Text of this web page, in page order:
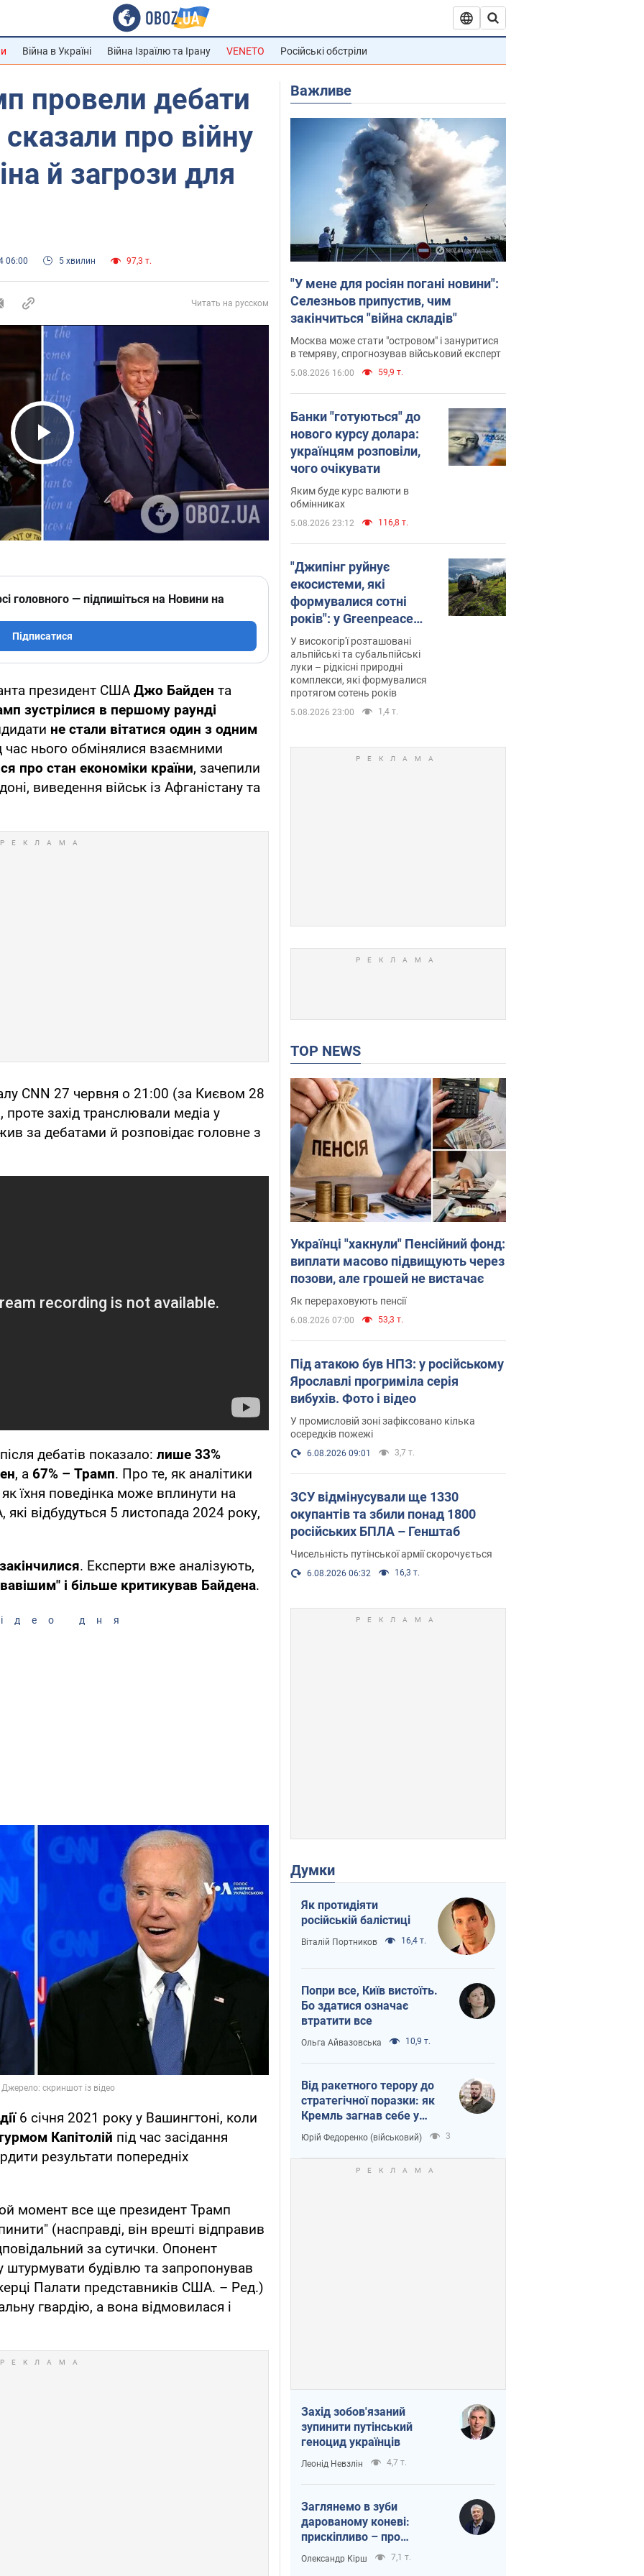
Війна в Україні Війна Ізраїлю та Ірану VENETO Російські обстріли
провели дебати
про війну
й загрози для
06:00 5 хвилин 97,3 т.
Читать на русском
Play Video
головного — підпишіться на Новини на
Підписатися
президент США Джо Байден та
зустрілися в першому раунді
не стали вітатися один з одним
час нього обмінялися взаємними
про стан економіки країни, зачепили
виведення військ із Афганістану та
CNN 27 червня о 21:00 (за Києвом 28
захід транслювали медіа у
за дебатами й розповідає головне з
дебатів показало: лише 33%
, а 67% – Трамп. Про те, як аналітики
як їхня поведінка може вплинути на
відбудуться 5 листопада 2024 року,
. Експерти вже аналізують,
і більше критикував Байдена.
дня
6 січня 2021 року у Вашингтоні, коли
Капітолій під час засідання
результати попередніх
момент все ще президент Трамп
(насправді, він врешті відправив
за сутички. Опонент
штурмувати будівлю та запропонував
Палати представників США. – Ред.)
гвардію, а вона відмовилася і
Важливе
"У мене для росіян погані новини":
Селезньов припустив, чим
закінчиться "війна складів"
Москва може стати "островом" і зануритися
в темряву, спрогнозував військовий експерт
5.08.2026 16:00 59,9 т.
Банки "готуються" до
нового курсу долара:
українцям розповіли,
чого очікувати
Яким буде курс валюти в
обмінниках
5.08.2026 23:12 116,8 т.
"Джипінг руйнує
екосистеми, які
формувалися сотні
років": у Greenpeace
забили на сполох
У високогір'ї розташовані
альпійські та субальпійські
луки – рідкісні природні
комплекси, які формувалися
протягом сотень років
5.08.2026 23:00 1,4 т.
TOP NEWS
Українці "хакнули" Пенсійний фонд:
виплати масово підвищують через
позови, але грошей не вистачає
Як перераховують пенсії
6.08.2026 07:00 53,3 т.
Під атакою був НПЗ: у російському
Ярославлі прогриміла серія
вибухів. Фото і відео
У промисловій зоні зафіксовано кілька
осередків пожежі
6.08.2026 09:01 3,7 т.
ЗСУ відмінусували ще 1330
окупантів та збили понад 1800
російських БПЛА – Генштаб
Чисельність путінської армії скорочується
6.08.2026 06:32 16,3 т.
Думки
Як протидіяти
російській балістиці
Віталій Портников 16,4 т.
Попри все, Київ вистоїть.
Бо здатися означає
втратити все
Ольга Айвазовська 10,9 т.
Від ракетного терору до
стратегічної поразки: як
Кремль загнав себе у
пастку
Юрій Федоренко (військовий) 3
Захід зобов'язаний
зупинити путінський
геноцид українців
Леонід Невзлін 4,7 т.
Заглянемо в зуби
дарованому коневі:
прискіпливо – про
допомогу Україні
Олександр Кірш 7,1 т.